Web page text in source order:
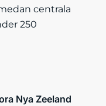
centrala
250
Nya Zeeland